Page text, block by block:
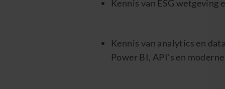
Kennis van ESG wetgeving
Kennis van analytics en
Power BI, API’s en